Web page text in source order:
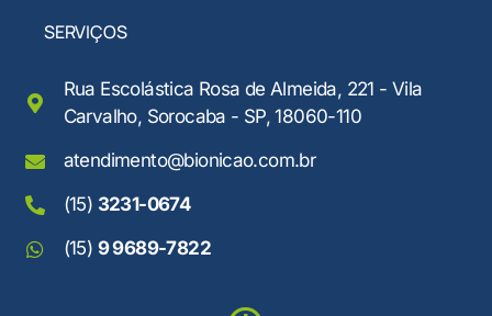
SERVIÇOS
Rua Escolástica Rosa de Almeida, 221 - Vila
Carvalho, Sorocaba - SP, 18060-110
atendimento@bionicao.com.br
(15) 3231-0674
(15) 9 9689-7822